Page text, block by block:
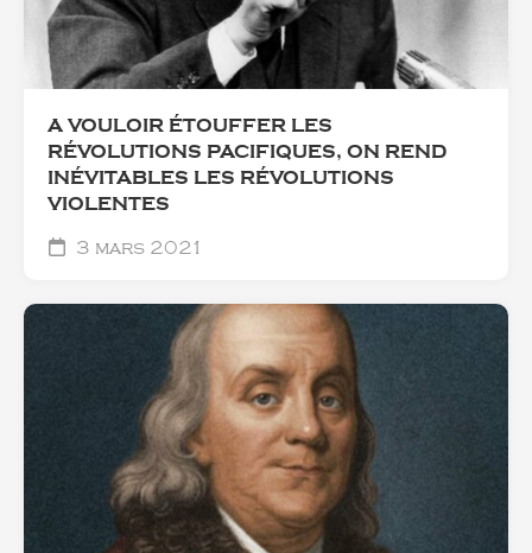
A VOULOIR ÉTOUFFER LES
RÉVOLUTIONS PACIFIQUES, ON REND
INÉVITABLES LES RÉVOLUTIONS
VIOLENTES
3 mars 2021